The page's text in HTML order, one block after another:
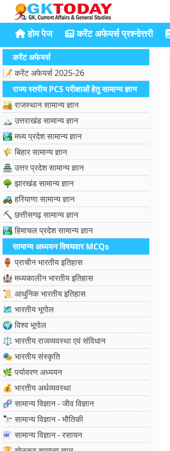
होम पेज करेंट अफेयर्स प्रश्नोत्तरी
करेंट अफेयर्स
📝 करेंट अफेयर्स 2025-26
राज्य स्तरीय PCS परीक्षाओं हेतु सामान्य ज्ञान
🏜️ राजस्थान सामान्य ज्ञान
🏔️ उत्तराखंड सामान्य ज्ञान
🏞️ मध्य प्रदेश सामान्य ज्ञान
🌾 बिहार सामान्य ज्ञान
🏯 उत्तर प्रदेश सामान्य ज्ञान
🌳 झारखंड सामान्य ज्ञान
🚜 हरियाणा सामान्य ज्ञान
⛏️ छत्तीसगढ़ सामान्य ज्ञान
🏞️ हिमाचल प्रदेश सामान्य ज्ञान
सामान्य अध्ययन विषयवार MCQs
🏺 प्राचीन भारतीय इतिहास
🏰 मध्यकालीन भारतीय इतिहास
📜 आधुनिक भारतीय इतिहास
🗺️ भारतीय भूगोल
🌍 विश्व भूगोल
⚖️ भारतीय राजव्यवस्था एवं संविधान
🎭 भारतीय संस्कृति
🌿 पर्यावरण अध्ययन
💰 भारतीय अर्थव्यवस्था
🧬 सामान्य विज्ञान - जीव विज्ञान
🔭 सामान्य विज्ञान - भौतिकी
⚗️ सामान्य विज्ञान - रसायन